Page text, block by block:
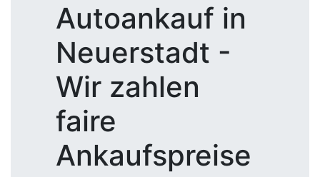
Autoankauf in
Neuerstadt -
Wir zahlen
faire
Ankaufspreise